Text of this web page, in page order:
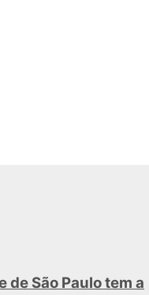
de São Paulo tem a